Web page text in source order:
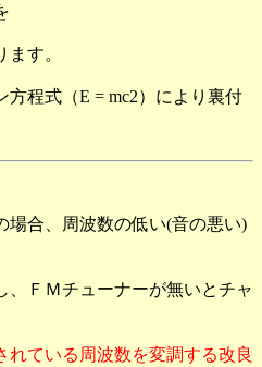
す。
方程式（E = mc2）により裏付
場合、周波数の低い(音の悪い)
、ＦＭチューナーが無いとチャ
れている周波数を変調する改良